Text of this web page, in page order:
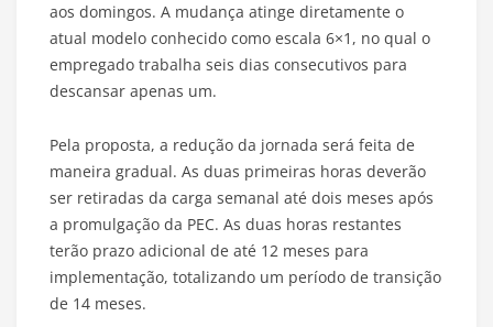
aos domingos. A mudança atinge diretamente o
atual modelo conhecido como escala 6×1, no qual o
empregado trabalha seis dias consecutivos para
descansar apenas um.
Pela proposta, a redução da jornada será feita de
maneira gradual. As duas primeiras horas deverão
ser retiradas da carga semanal até dois meses após
a promulgação da PEC. As duas horas restantes
terão prazo adicional de até 12 meses para
implementação, totalizando um período de transição
de 14 meses.